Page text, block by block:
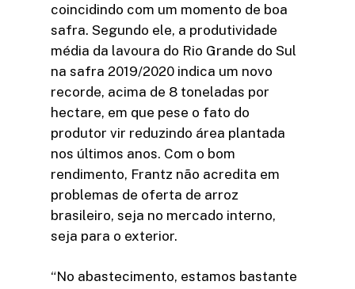
coincidindo com um momento de boa
safra. Segundo ele, a produtividade
média da lavoura do Rio Grande do Sul
na safra 2019/2020 indica um novo
recorde, acima de 8 toneladas por
hectare, em que pese o fato do
produtor vir reduzindo área plantada
nos últimos anos. Com o bom
rendimento, Frantz não acredita em
problemas de oferta de arroz
brasileiro, seja no mercado interno,
seja para o exterior.
“No abastecimento, estamos bastante